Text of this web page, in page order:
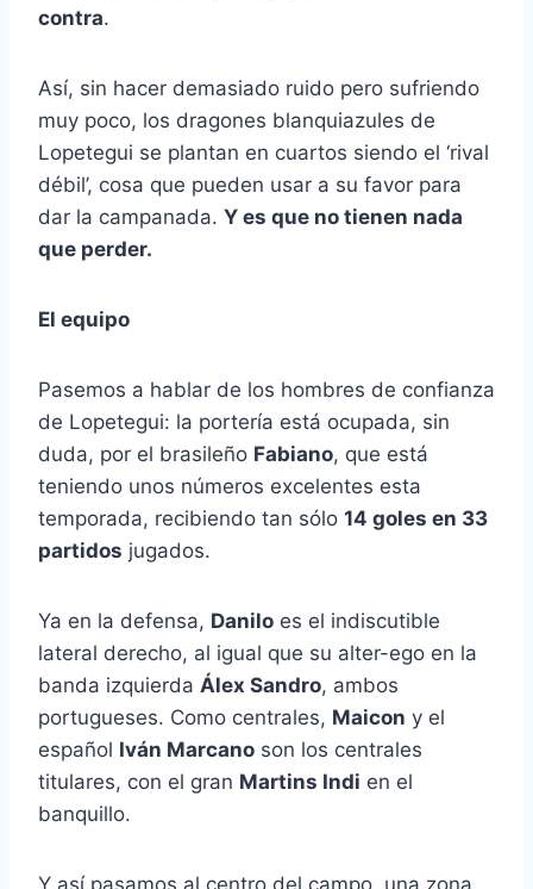
contra.
Así, sin hacer demasiado ruido pero sufriendo
muy poco, los dragones blanquiazules de
Lopetegui se plantan en cuartos siendo el ‘rival
débil’, cosa que pueden usar a su favor para
dar la campanada. Y es que no tienen nada
que perder.
El equipo
Pasemos a hablar de los hombres de confianza
de Lopetegui: la portería está ocupada, sin
duda, por el brasileño Fabiano, que está
teniendo unos números excelentes esta
temporada, recibiendo tan sólo 14 goles en 33
partidos jugados.
Ya en la defensa, Danilo es el indiscutible
lateral derecho, al igual que su alter-ego en la
banda izquierda Álex Sandro, ambos
portugueses. Como centrales, Maicon y el
español Iván Marcano son los centrales
titulares, con el gran Martins Indi en el
banquillo.